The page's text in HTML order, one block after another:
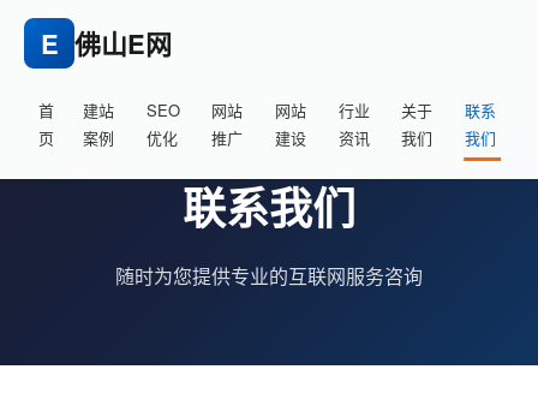
E 佛山E网
首
页
建站
案例
SEO
优化
网站
推广
网站
建设
行业
资讯
关于
我们
联系
我们
联系我们
随时为您提供专业的互联网服务咨询